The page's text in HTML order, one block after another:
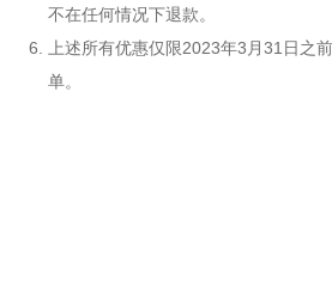
不在任何情况下退款。
上述所有优惠仅限2023年3月31日之
单。